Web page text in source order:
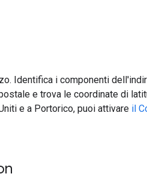
Identifica i componenti
e trova le coordinate di
e a Portorico, puoi attivare il